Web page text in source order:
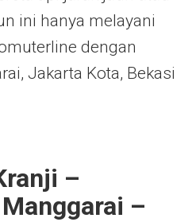
ini hanya melayani
dengan
Jakarta Kota, Bekasi
–
–